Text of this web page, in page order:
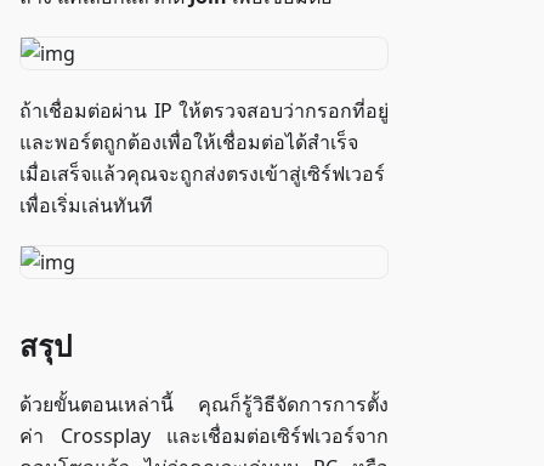
ถ้าเชื่อมต่อผ่าน IP ให้ตรวจสอบว่ากรอกที่อยู่
และพอร์ตถูกต้องเพื่อให้เชื่อมต่อได้สำเร็จ
เมื่อเสร็จแล้วคุณจะถูกส่งตรงเข้าสู่เซิร์ฟเวอร์
เพื่อเริ่มเล่นทันที
สรุป
ด้วยขั้นตอนเหล่านี้ คุณก็รู้วิธีจัดการการตั้ง
ค่า Crossplay และเชื่อมต่อเซิร์ฟเวอร์จาก